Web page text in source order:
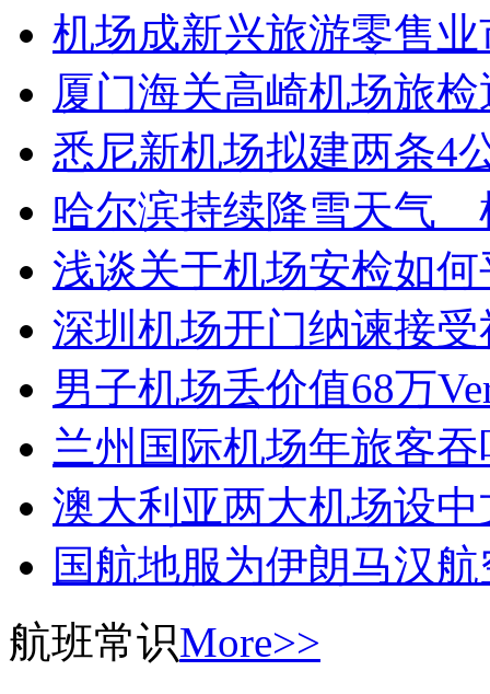
机场成新兴旅游零售
厦门海关高崎机场旅
悉尼新机场拟建两条4
哈尔滨持续降雪天气
浅谈关于机场安检如
深圳机场开门纳谏接
男子机场丢价值68万
兰州国际机场年旅客
澳大利亚两大机场设
国航地服为伊朗马汉
航班常识More>>